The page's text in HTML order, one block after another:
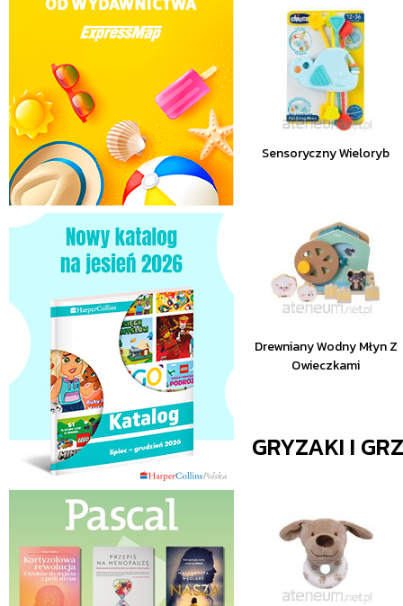
Sensoryczny Wieloryb
Drewniany Wodny Młyn Z
Owieczkami
GRYZAKI I